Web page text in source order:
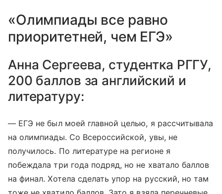
«Олимпиады все равно
приоритетней, чем ЕГЭ»
Анна Сергеева, студентка РГГУ,
200 баллов за английский и
литературу:
— ЕГЭ не был моей главной целью, я рассчитывала
на олимпиады. Со Всероссийской, увы, не
получилось. По литературе на регионе я
побеждала три года подряд, но не хватало баллов
на финал. Хотела сделать упор на русский, но там